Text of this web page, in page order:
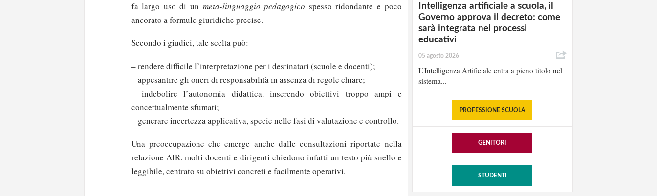
fa largo uso di un meta-linguaggio pedagogico spesso ridondante e poco
ancorato a formule giuridiche precise.
Secondo i giudici, tale scelta può:
– rendere difficile l’interpretazione per i destinatari (scuole e docenti);
– appesantire gli oneri di responsabilità in assenza di regole chiare;
– indebolire l’autonomia didattica, inserendo obiettivi troppo ampi e
concettualmente sfumati;
– generare incertezza applicativa, specie nelle fasi di valutazione e controllo.
Una preoccupazione che emerge anche dalle consultazioni riportate nella
relazione AIR: molti docenti e dirigenti chiedono infatti un testo più snello e
leggibile, centrato su obiettivi concreti e facilmente operativi.
Intelligenza artificiale a scuola, il
Governo approva il decreto: come
sarà integrata nei processi
educativi
05 agosto 2026
L’Intelligenza Artificiale entra a pieno titolo nel
sistema...
PROFESSIONE SCUOLA
GENITORI
STUDENTI